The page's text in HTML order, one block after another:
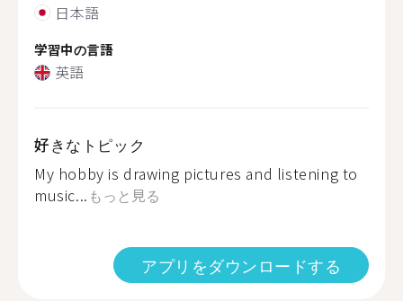
日本語
学習中の言語
英語
好きなトピック
My hobby is drawing pictures and listening to
music... もっと見る
アプリをダウンロードする